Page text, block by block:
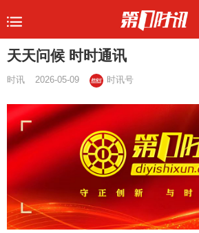
天天问候 时时通讯
时讯 2026-05-09 时讯号